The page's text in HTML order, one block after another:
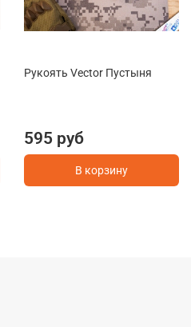
Рукоять Vector Пустыня
595 руб
В корзину